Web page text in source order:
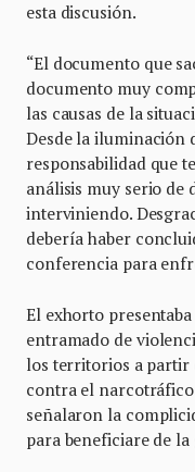
esta discusión.
“El documento que
documento muy
las causas de la
Desde la iluminación
responsabilidad que
análisis muy serio de
interviniendo.
debería haber
conferencia para
El exhorto
entramado de
los territorios a partir
contra el
señalaron la
para beneficiare de la